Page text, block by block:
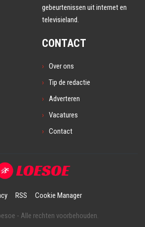
gebeurtenissen uit internet en
televisieland.
CONTACT
Over ons
Tip de redactie
Adverteren
Vacatures
Contact
RSS Cookie Manager
- Alle rechten voorbehouden.